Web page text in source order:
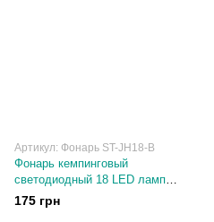
Артикул: Фонарь ST-JH18-B
Фонарь кемпинговый
светодиодный 18 LED ламп
яркий
175 грн